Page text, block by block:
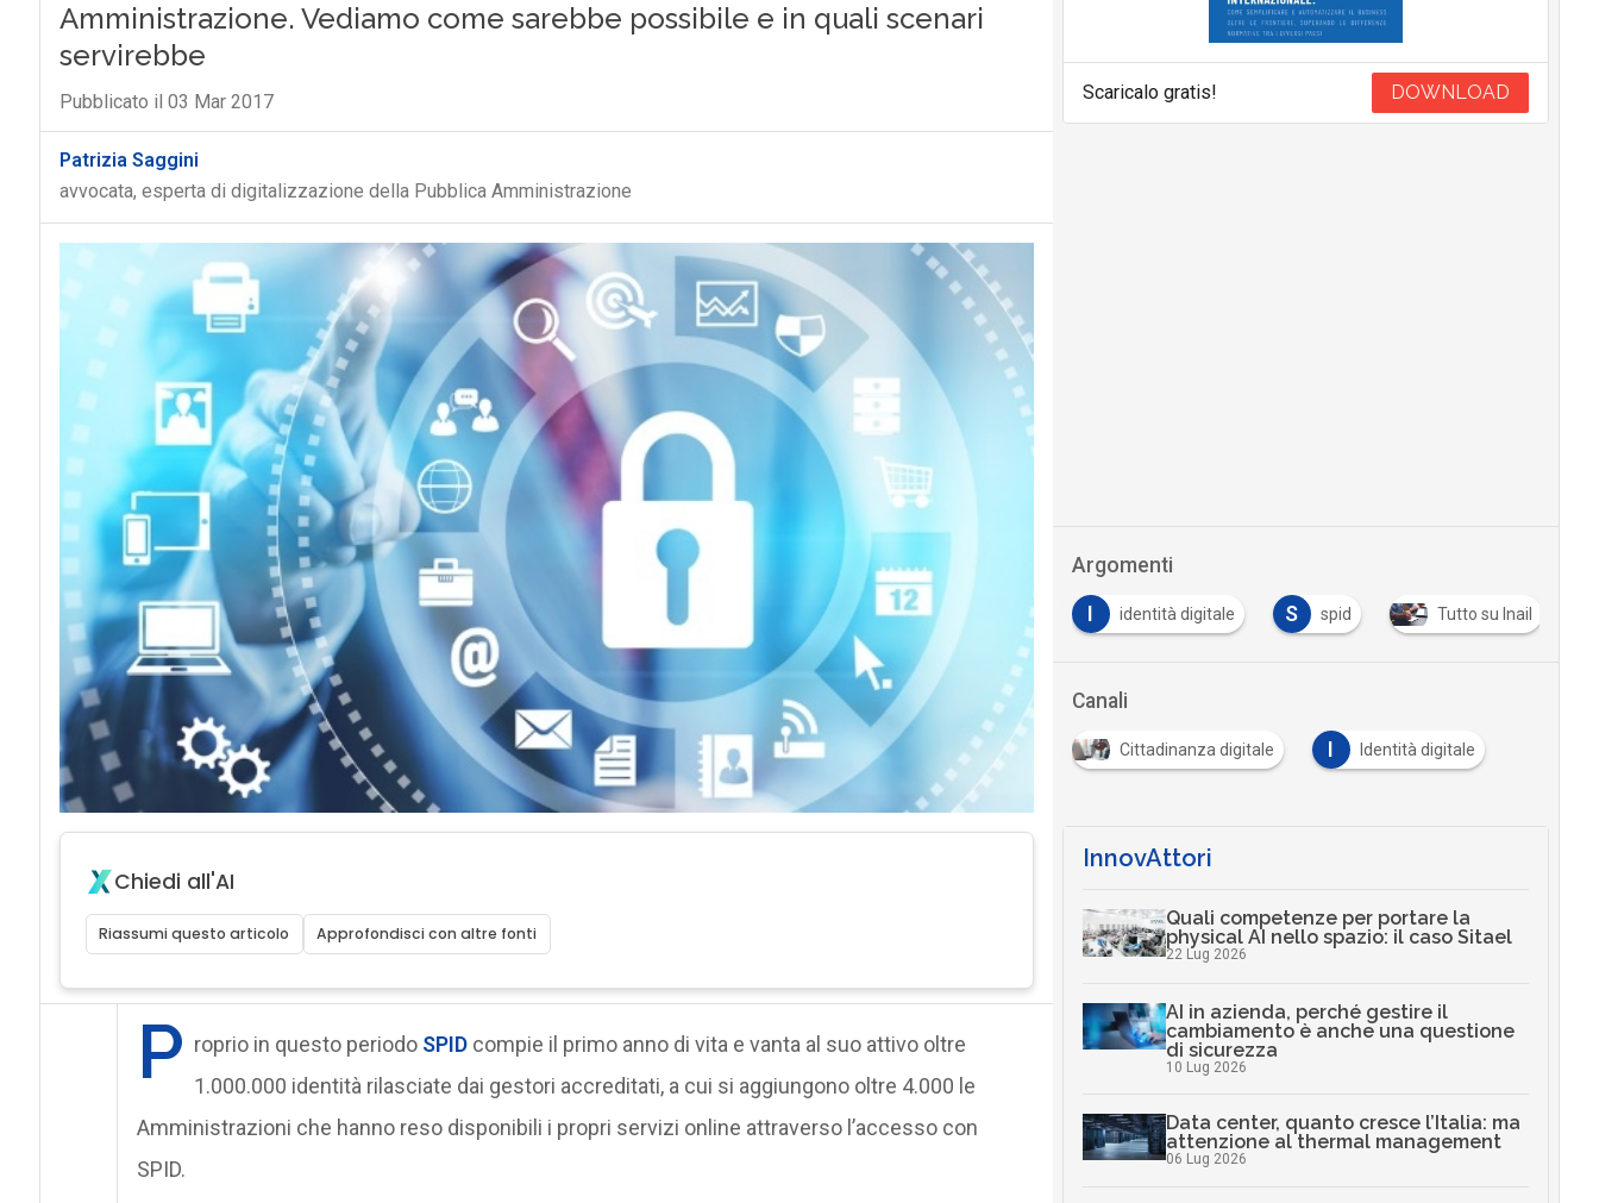
Amministrazione. Vediamo come sarebbe possibile e in quali scenari
servirebbe
Pubblicato il 03 Mar 2017
Patrizia Saggini
avvocata, esperta di digitalizzazione della Pubblica Amministrazione
Chiedi all'AI
Riassumi questo articolo Approfondisci con altre fonti
P roprio in questo periodo SPIDcompie il primo anno di vita e vanta al suo attivo oltre
1.000.000 identità rilasciate dai gestori accreditati, a cui si aggiungono oltre 4.000 le
Amministrazioni che hanno reso disponibili i propri servizi online attraverso l’accesso con
SPID.
Scaricalo gratis! DOWNLOAD
Argomenti
Agid Agenzia per l'Italia Digitale identità digitale S spid Tutto su Inail
Canali
Cittadinanza digitale Identità digitale
InnovAttori
Quali competenze per portare la
physical AI nello spazio: il caso Sitael
22 Lug 2026
AI in azienda, perché gestire il
cambiamento è anche una questione
di sicurezza
10 Lug 2026
Data center, quanto cresce l’Italia: ma
attenzione al thermal management
06 Lug 2026